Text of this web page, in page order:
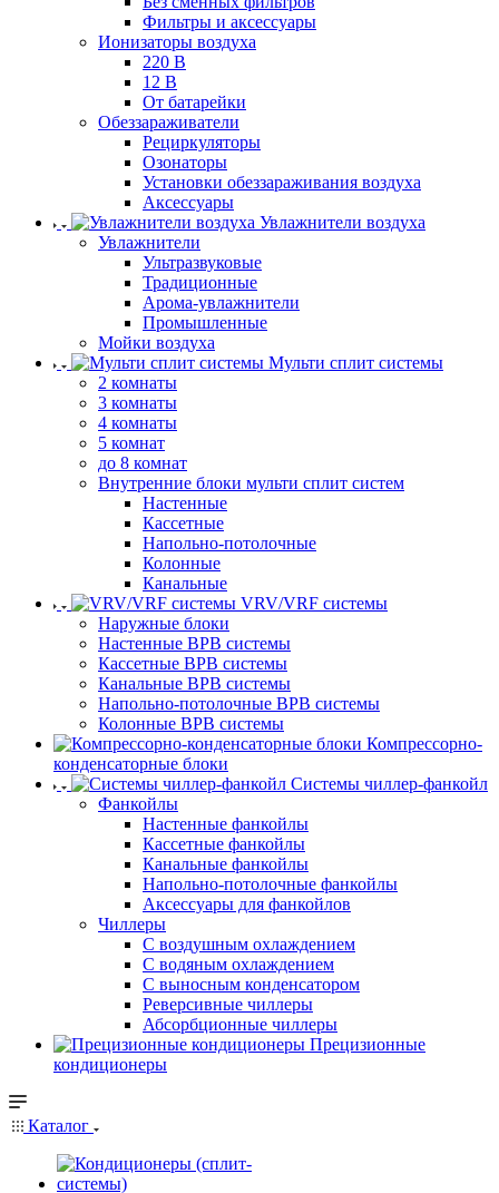
Фильтры и аксессуары
Ионизаторы воздуха
220 В
12 В
От батарейки
Обеззараживатели
Рециркуляторы
Озонаторы
Установки обеззараживания воздуха
Аксессуары
Увлажнители воздуха
Увлажнители
Ультразвуковые
Традиционные
Арома-увлажнители
Промышленные
Мойки воздуха
Мульти сплит системы
2 комнаты
3 комнаты
4 комнаты
5 комнат
до 8 комнат
Внутренние блоки мульти сплит систем
Настенные
Кассетные
Напольно-потолочные
Колонные
Канальные
VRV/VRF системы
Наружные блоки
Настенные ВРВ системы
Кассетные ВРВ системы
Канальные ВРВ системы
Напольно-потолочные ВРВ системы
Колонные ВРВ системы
Компрессорно-
конденсаторные блоки
Системы чиллер-фанкойл
Фанкойлы
Настенные фанкойлы
Кассетные фанкойлы
Канальные фанкойлы
Напольно-потолочные фанкойлы
Аксессуары для фанкойлов
Чиллеры
С воздушным охлаждением
С водяным охлаждением
С выносным конденсатором
Реверсивные чиллеры
Абсорбционные чиллеры
Прецизионные
кондиционеры
Каталог